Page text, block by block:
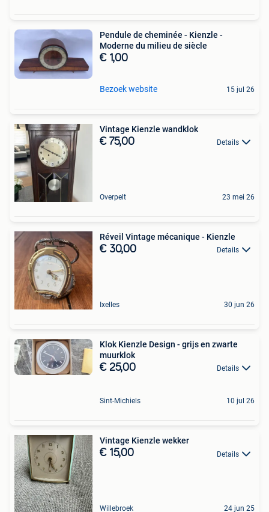
Pendule de cheminée - Kienzle -
Moderne du milieu de siècle
€ 1,00
Bezoek website 15 jul 26
Vintage Kienzle wandklok
€ 75,00 Details
Overpelt 23 mei 26
Réveil Vintage mécanique - Kienzle
€ 30,00 Details
Ixelles 30 jun 26
Klok Kienzle Design - grijs en zwarte
muurklok
€ 25,00 Details
Sint-Michiels 10 jul 26
Vintage Kienzle wekker
€ 15,00 Details
Willebroek 24 jun 25